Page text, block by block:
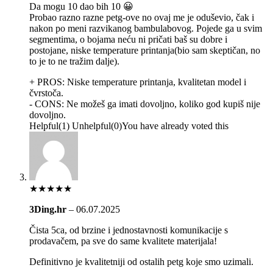
Da mogu 10 dao bih 10 😀
Probao razno razne petg-ove no ovaj me je oduševio, čak i
nakon po meni razvikanog bambulabovog. Pojede ga u svim
segmentima, o bojama neću ni pričati baš su dobre i
postojane, niske temperature printanja(bio sam skeptičan, no
to je to ne tražim dalje).
+ PROS: Niske temperature printanja, kvalitetan model i
čvrstoča.
- CONS: Ne možeš ga imati dovoljno, koliko god kupiš nije
dovoljno.
Helpful(1) Unhelpful(0)You have already voted this
★★★★★
3Ding.hr – 06.07.2025
Čista 5ca, od brzine i jednostavnosti komunikacije s
prodavačem, pa sve do same kvalitete materijala!
Definitivno je kvalitetniji od ostalih petg koje smo uzimali.